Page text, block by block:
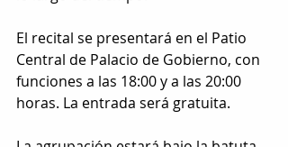
El recital se presentará en el Patio
Central de Palacio de Gobierno, con
funciones a las 18:00 y a las 20:00
horas. La entrada será gratuita.